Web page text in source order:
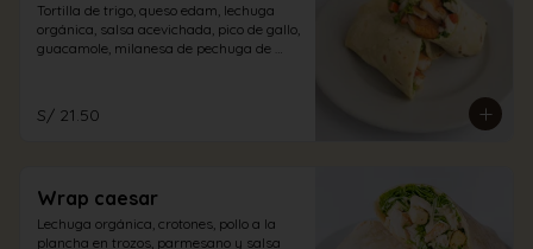
Tortilla de trigo, queso edam, lechuga
orgánica, salsa acevichada, pico de gallo,
guacamole, milanesa de pechuga de
S/ 21.50
Wrap caesar
Lechuga orgánica, crotones, pollo a la
plancha en trozos, parmesano y salsa